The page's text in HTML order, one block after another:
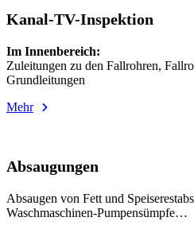
Kanal-TV-Inspektion
Im Innenbereich:
Zuleitungen zu den Fallrohren,
Grundleitungen
Mehr
Absaugungen
Absaugen von Fett und
Waschmaschinen-Pumpensümpfe…